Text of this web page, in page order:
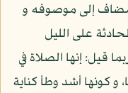
مضاف إلى موصوفه و
على الليل
قيل: إنها الصلاة في
كونها أشد وطأ كناية